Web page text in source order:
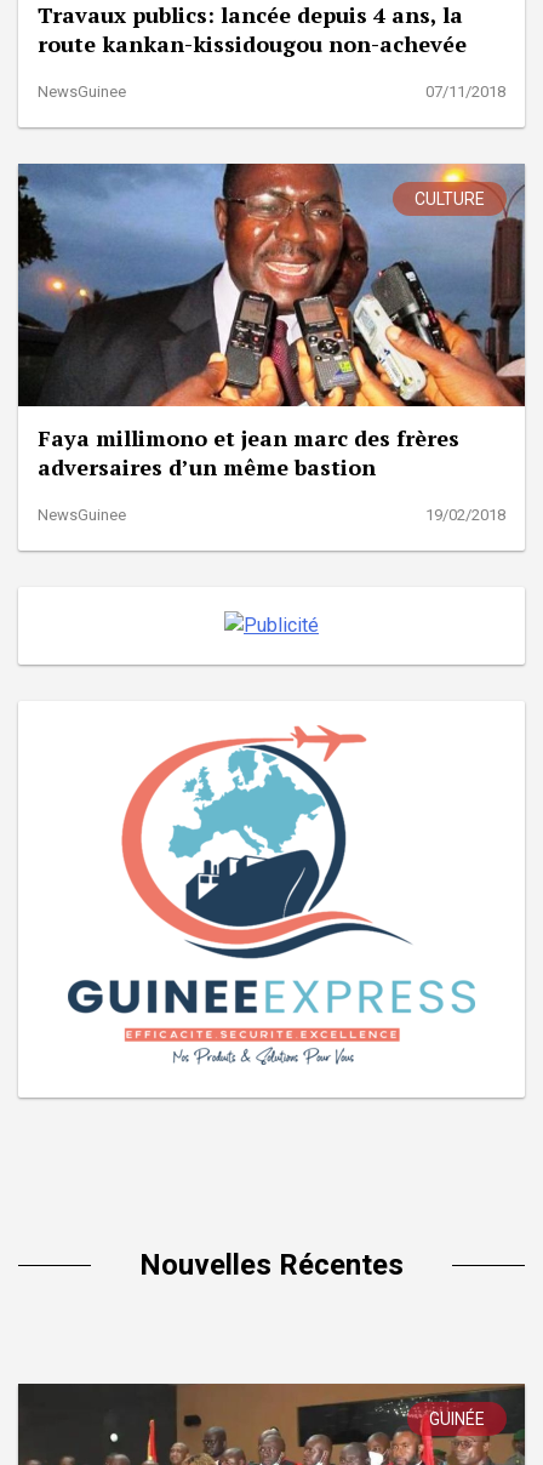
Travaux publics: lancée depuis 4 ans, la
route kankan-kissidougou non-achevée
NewsGuinee 07/11/2018
CULTURE
Faya millimono et jean marc des frères
adversaires d’un même bastion
NewsGuinee 19/02/2018
Nouvelles Récentes
GUINÉE